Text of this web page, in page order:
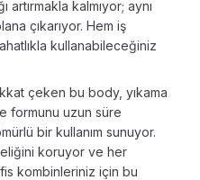
artırmakla kalmıyor; aynı
çıkarıyor. Hem iş
kullanabileceğiniz
çeken bu body, yıkama
formunu uzun süre
bir kullanım sunuyor.
koruyor ve her
kombinleriniz için bu